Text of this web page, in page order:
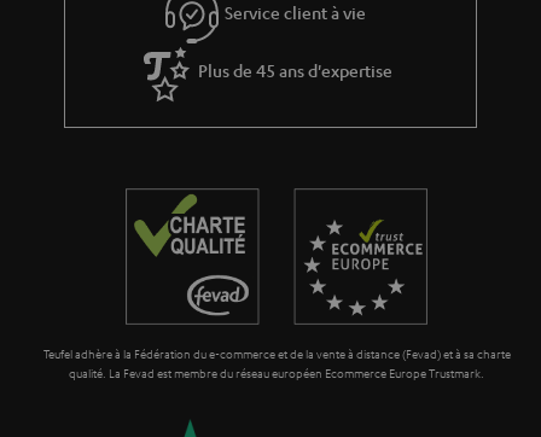
Service client à vie
Plus de 45 ans d'expertise
Teufel adhère à la Fédération du e-commerce et de la vente à distance (Fevad) et à sa charte
qualité. La Fevad est membre du réseau européen Ecommerce Europe Trustmark.